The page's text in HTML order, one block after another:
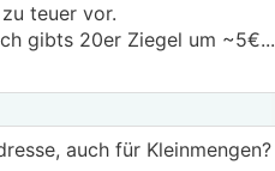
teuer vor.
gibts 20er Ziegel um ~5€...
auch für Kleinmengen?